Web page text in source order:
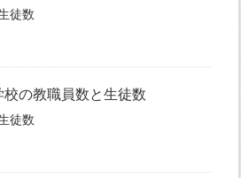
徒数
の教職員数と生徒数
徒数